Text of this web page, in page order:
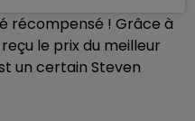
récompensé ! Grâce à
reçu le prix du meilleur
un certain Steven